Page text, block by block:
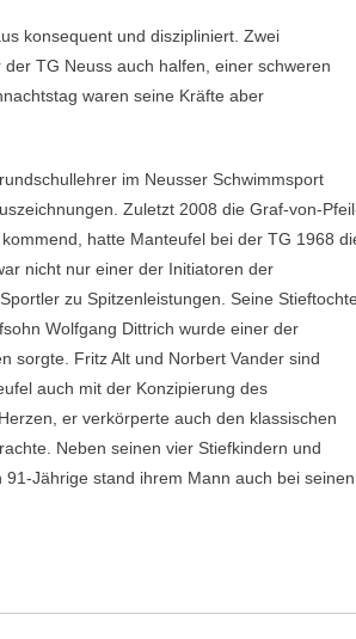
konsequent und diszipliniert. Zwei
TG Neuss auch halfen, einer schweren
waren seine Kräfte aber
im Neusser Schwimmsport
Zuletzt 2008 die Graf-von-
hatte Manteufel bei der TG 1968
nicht nur einer der Initiatoren der
zu Spitzenleistungen. Seine
Wolfgang Dittrich wurde einer der
sorgte. Fritz Alt und Norbert Vander sind
auch mit der Konzipierung des
er verkörperte auch den klassischen
Neben seinen vier Stiefkindern und
Jährige stand ihrem Mann auch bei seinen